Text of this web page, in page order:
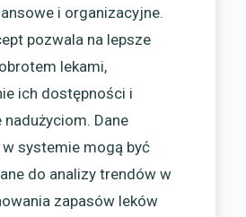
i organizacyjne.
pozwala na lepsze
lekami,
ich dostępności i
nadużyciom. Dane
systemie mogą być
do analizy trendów w
zapasów leków